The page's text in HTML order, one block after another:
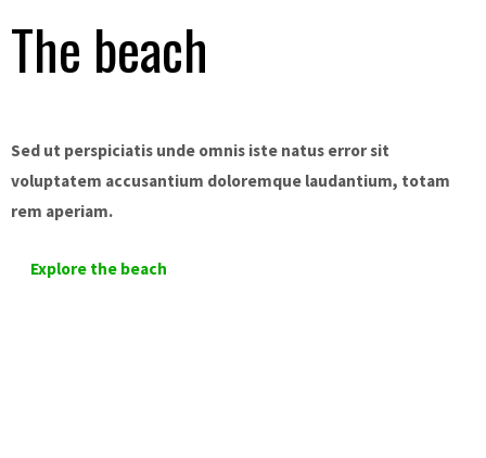
The beach
Sed ut perspiciatis unde omnis iste natus error sit
voluptatem accusantium doloremque laudantium, totam
rem aperiam.
Explore the beach